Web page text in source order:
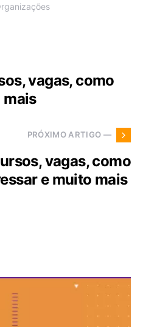
vagas, como
mais
PRÓXIMO ARTIGO —
vagas, como
e muito mais